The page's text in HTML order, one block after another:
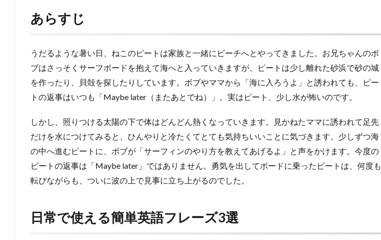
あらすじ
うだるような暑い日、ねこのピートは家族と一緒にビーチへとやってきました。お兄ちゃんのボ
ブはさっそくサーフボードを抱えて海へと入っていきますが、ピートは少し離れた砂浜で砂の城
を作ったり、貝殻を探したりしています。ボブやママから「海に入ろうよ」と誘われても、ピー
トの返事はいつも「Maybe later（またあとでね）」。実はピート、少し水が怖いのです。
しかし、照りつける太陽の下で体はどんどん熱くなっていきます。見かねたママに誘われて足先
だけを水につけてみると、ひんやりと冷たくてとても気持ちいいことに気づきます。少しずつ海
の中へ進むピートに、ボブが「サーフィンのやり方を教えてあげるよ」と声をかけます。今度の
ピートの返事は「Maybe later」ではありません。勇気を出してボードに乗ったピートは、何度も
転びながらも、ついに波の上で見事に立ち上がるのでした。
日常で使える簡単英語フレーズ3選